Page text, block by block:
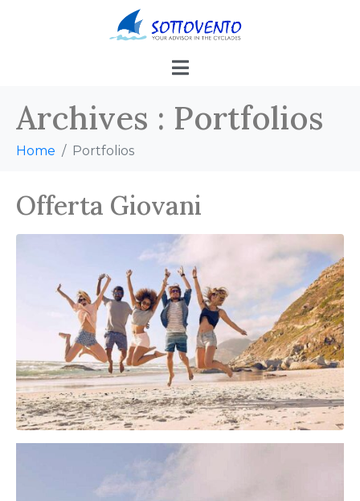
Archives : Portfolios
Home Portfolios
Offerta Giovani